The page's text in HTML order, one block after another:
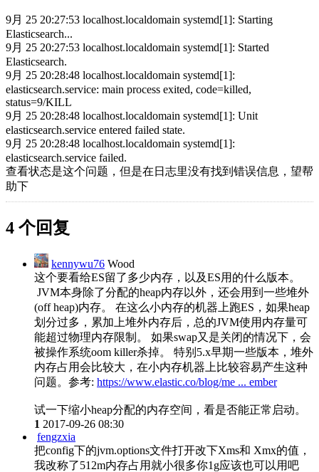
9月 25 20:27:53 localhost.localdomain systemd[1]: Starting
Elasticsearch...
9月 25 20:27:53 localhost.localdomain systemd[1]: Started
Elasticsearch.
9月 25 20:28:48 localhost.localdomain systemd[1]:
elasticsearch.service: main process exited, code=killed,
status=9/KILL
9月 25 20:28:48 localhost.localdomain systemd[1]: Unit
elasticsearch.service entered failed state.
9月 25 20:28:48 localhost.localdomain systemd[1]:
elasticsearch.service failed.
查看状态是这个问题，但是在日志里没有找到错误信息，望帮
助下
4 个回复
kennywu76 Wood
这个要看给ES留了多少内存，以及ES用的什么版本。
JVM本身除了分配的heap内存以外，还会用到一些堆外
(off heap)内存。 在这么小内存的机器上跑ES，如果heap
划分过多，累加上堆外内存后，总的JVM使用内存量可
能超过物理内存限制。 如果swap又是关闭的情况下，会
被操作系统oom killer杀掉。 特别5.x早期一些版本，堆外
内存占用会比较大，在小内存机器上比较容易产生这种
问题。参考: https://www.elastic.co/blog/me ... ember
试一下缩小heap分配的内存空间，看是否能正常启动。
1 2017-09-26 08:30
fengzxia
把config下的jvm.options文件打开改下Xms和 Xmx的值，
我改称了512m内存占用就小很多你1g应该也可以用吧